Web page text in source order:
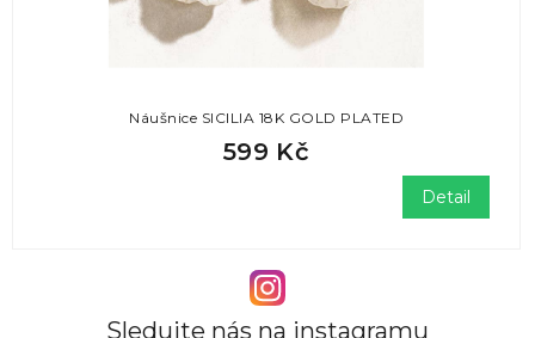
Náušnice SICILIA 18K GOLD PLATED
599 Kč
Detail
Sledujte nás na instagramu